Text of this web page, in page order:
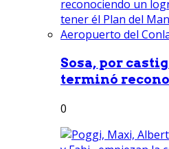
Sosa, por
terminó
0